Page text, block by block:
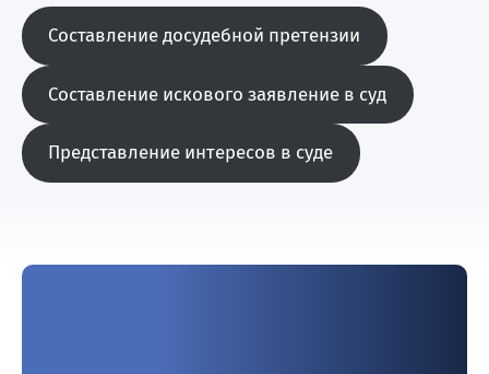
Составление досудебной претензии
Составление искового заявление в суд
Представление интересов в суде